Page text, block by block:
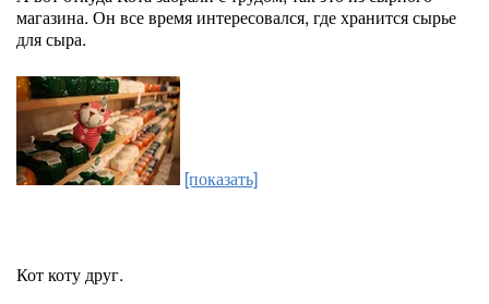
магазина. Он все время интересовался, где хранится сырье
для сыра.
[показать]
Кот коту друг.